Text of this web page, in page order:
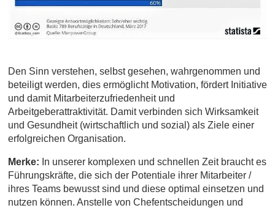
Den Sinn verstehen, selbst gesehen, wahrgenommen und
beteiligt werden, dies ermöglicht Motivation, fördert Initiative
und damit Mitarbeiterzufriedenheit und
Arbeitgeberattraktivität. Damit verbinden sich Wirksamkeit
und Gesundheit (wirtschaftlich und sozial) als Ziele einer
erfolgreichen Organisation.
Merke: In unserer komplexen und schnellen Zeit braucht es
Führungskräfte, die sich der Potentiale ihrer Mitarbeiter /
ihres Teams bewusst sind und diese optimal einsetzen und
nutzen können. Anstelle von Chefentscheidungen und